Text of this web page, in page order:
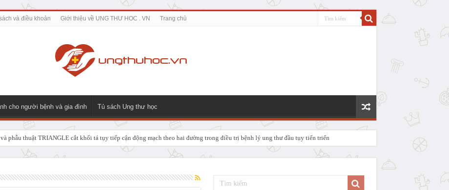
và điều khoản Giới thiệu về UNG THƯ HOC . VN Trang chủ
cho người bệnh và gia đình Tủ sách Ung thư học
phẫu thuật TRIANGLE cắt khối tá tụy tiếp cận động mạch theo hai đường trong điều trị bệnh lý ung thư đầu tụy tiến triển
GIẢI PHÁP ĐIỀU TRỊ TRIỆT CĂN CHO UNG THƯ NGÃ BA ĐƯỜNG MẬT TUÝP IV